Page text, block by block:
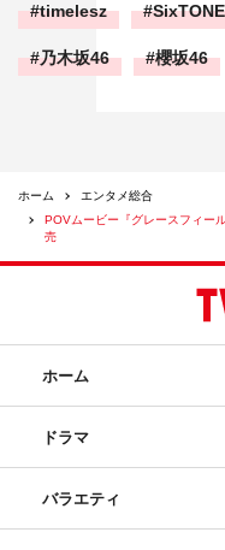
timelesz
乃木坂46 櫻坂46
ホーム
エンタメ総合
POVムービー『グレースフィー
売
ホーム
ドラマ
バラエティ